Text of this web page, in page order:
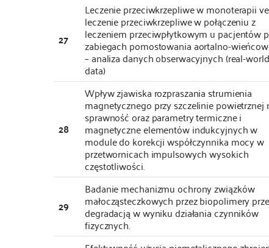
27
Leczenie przeciwkrzepliwe w monoterapii
leczenie przeciwkrzepliwe w połączeniu z
leczeniem przeciwpłytkowym u pacjentów
zabiegach pomostowania aortalno-
– analiza danych obserwacyjnych (real-world
data)
28
Wpływ zjawiska rozpraszania strumienia
magnetycznego przy szczelinie powietrznej
sprawność oraz parametry termiczne i
magnetyczne elementów indukcyjnych w
module do korekcji współczynnika mocy w
przetwornicach impulsowych wysokich
częstotliwości.
29
Badanie mechanizmu ochrony związków
małocząsteczkowych przez biopolimery
degradacją w wyniku działania czynników
fizycznych.